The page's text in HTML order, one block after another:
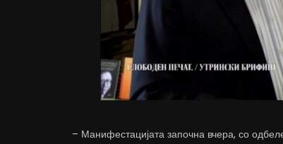
– Манифестацијата започна вчера, со